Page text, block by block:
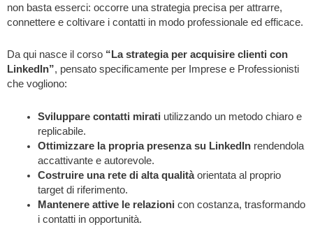
non basta esserci: occorre una strategia precisa per attrarre,
connettere e coltivare i contatti in modo professionale ed efficace.
Da qui nasce il corso “La strategia per acquisire clienti con
LinkedIn”, pensato specificamente per Imprese e Professionisti
che vogliono:
Sviluppare contatti mirati utilizzando un metodo chiaro e
replicabile.
Ottimizzare la propria presenza su LinkedInrendendola
accattivante e autorevole.
Costruire una rete di alta qualitàorientata al proprio
target di riferimento.
Mantenere attive le relazioni con costanza, trasformando
i contatti in opportunità.